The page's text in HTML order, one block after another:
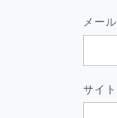
メール
サイト